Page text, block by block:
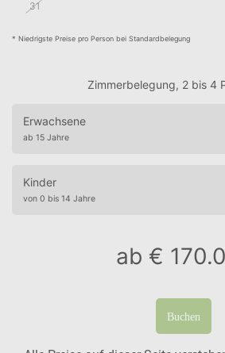
31
* Niedrigste Preise pro Person bei Standardbelegung
Zimmerbelegung, 2 bis 4
Erwachsene
ab 15 Jahre
Kinder
von 0 bis 14 Jahre
ab €
Buchen